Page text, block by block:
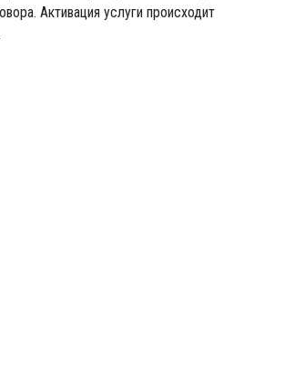
Активация услуги происходит